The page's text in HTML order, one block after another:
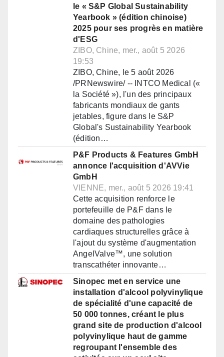
le « S&P Global Sustainability
Yearbook » (édition chinoise)
2025 pour ses progrès en matière
d'ESG
ZIBO, Chine, mer., août 5 2026
19:53
ZIBO, Chine, le 5 août 2026
/PRNewswire/ -- INTCO Medical («
la Société »), l'un des principaux
fabricants mondiaux de gants
jetables, figure dans le S&P
Global's Sustainability Yearbook
(édition…
P&F Products & Features GmbH
annonce l'acquisition d'AVVie
GmbH
VIENNE, mer., août 5 2026 19:41
Cette acquisition renforce le
portefeuille de P&F dans le
domaine des pathologies
cardiaques structurelles grâce à
l'ajout du système d'augmentation
AngelValve™, une solution
transcathéter innovante…
Sinopec met en service une
installation d'alcool polyvinylique
de spécialité d'une capacité de
50 000 tonnes, créant le plus
grand site de production d'alcool
polyvinylique haut de gamme
regroupant l'ensemble des